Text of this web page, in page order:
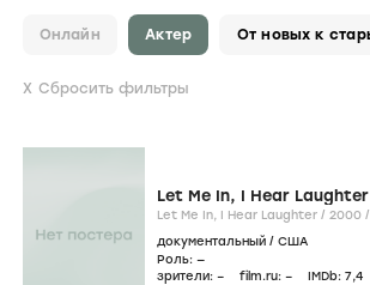
Онлайн Актер
Сбросить фильтры
Let Me In, I Hear Laughter
Let Me In, I Hear Laughter / 2000 /
документальный / США
Роль: —
зрители: – film.ru: – IMDb: 7,4